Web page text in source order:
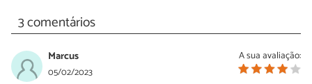
3 comentários
A sua avaliação:
Marcus
05/02/2023